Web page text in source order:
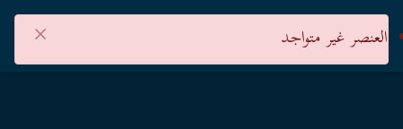
العنصر غير متواجد ×